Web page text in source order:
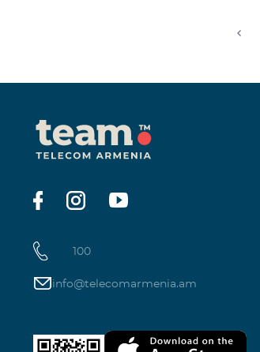
100
info@telecomarmenia.am